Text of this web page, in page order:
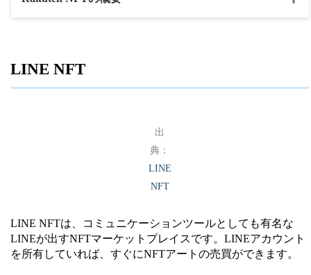
・音楽
・写真
ウォレット 楽天専用のウォレット
LINE NFT
出
典：
LINE
NFT
LINE NFTは、コミュニケーションツールとしても有名な
LINEが出すNFTマーケットプレイスです。LINEアカウント
を所有していれば、すぐにNFTアートの売買ができます。